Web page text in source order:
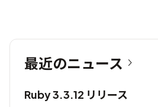
最近のニュース
Ruby 3.3.12 リリース